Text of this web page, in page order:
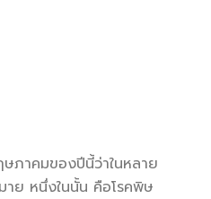
ภาคมของปีนี้ว่าในหลาย
ย หนึ่งในนั้น คือโรคพิษ